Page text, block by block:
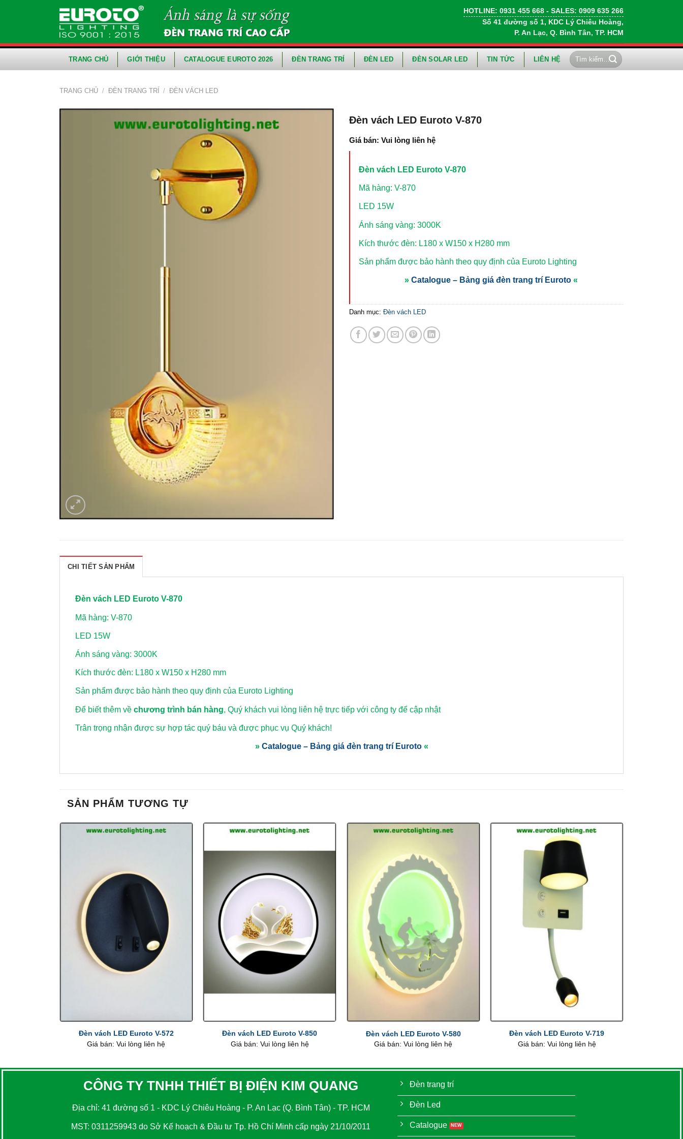
HOTLINE: 0931 455 668 - SALES: 0909 635 266
Số 41 đường số 1, KDC Lý Chiêu Hoàng,
P. An Lạc, Q. Bình Tân, TP. HCM
TRANG CHỦ GIỚI THIỆU CATALOGUE EUROTO 2026 ĐÈN TRANG TRÍ ĐÈN LED ĐÈN SOLAR LED TIN TỨC LIÊN HỆ
Tìm
kiếm:
TRANG CHỦ / ĐÈN TRANG TRÍ / ĐÈN VÁCH LED
Đèn vách LED Euroto V-870
Giá bán: Vui lòng liên hệ
Đèn vách LED Euroto V-870
Mã hàng: V-870
LED 15W
Ánh sáng vàng: 3000K
Kích thước đèn: L180 x W150 x H280 mm
Sản phẩm được bảo hành theo quy định của Euroto Lighting
» Catalogue – Bảng giá đèn trang trí Euroto «
Danh mục: Đèn vách LED
CHI TIẾT SẢN PHẨM
Đèn vách LED Euroto V-870
Mã hàng: V-870
LED 15W
Ánh sáng vàng: 3000K
Kích thước đèn: L180 x W150 x H280 mm
Sản phẩm được bảo hành theo quy định của Euroto Lighting
Để biết thêm về chương trình bán hàng, Quý khách vui lòng liên hệ trực tiếp với công ty để cập nhật
Trân trọng nhận được sự hợp tác quý báu và được phục vụ Quý khách!
» Catalogue – Bảng giá đèn trang trí Euroto «
SẢN PHẨM TƯƠNG TỰ
Đèn vách LED Euroto V-572
Giá bán: Vui lòng liên hệ
Đèn vách LED Euroto V-850
Giá bán: Vui lòng liên hệ
Đèn vách LED Euroto V-580
Giá bán: Vui lòng liên hệ
Đèn vách LED Euroto V-719
Giá bán: Vui lòng liên hệ
CÔNG TY TNHH THIẾT BỊ ĐIỆN KIM QUANG
Địa chỉ: 41 đường số 1 - KDC Lý Chiêu Hoàng - P. An Lạc (Q. Bình Tân) - TP. HCM
MST: 0311259943 do Sở Kế hoạch & Đầu tư Tp. Hồ Chí Minh cấp ngày 21/10/2011
Đèn trang trí
Đèn Led
Catalogue